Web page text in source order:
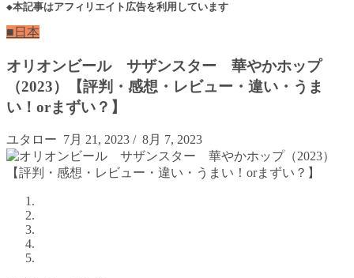
◆本記事はアフィリエイト広告を利用しています
■日本
オリオンビール サザンスター 華やかホップ
（2023）【評判・感想・レビュー・違い・うま
い！orまずい？】
ユタロー 7月 21, 2023 / 8月 7, 2023